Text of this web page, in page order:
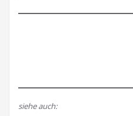
siehe auch: